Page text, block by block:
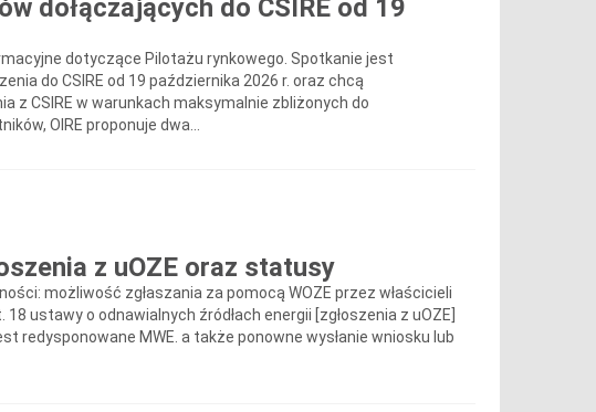
dołączających do CSIRE od 19
dotyczące Pilotażu rynkowego. Spotkanie jest
do CSIRE od 19 października 2026 r. oraz chcą
CSIRE w warunkach maksymalnie zbliżonych do
OIRE proponuje dwa...
z uOZE oraz statusy
możliwość zgłaszania za pomocą WOZE przez właścicieli
ustawy o odnawialnych źródłach energii [zgłoszenia z uOZE]
redysponowane MWE. a także ponowne wysłanie wniosku lub